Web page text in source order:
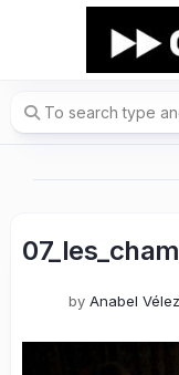
by Anabel Vélez